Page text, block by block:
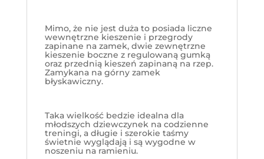
Mimo, że nie jest duża to posiada liczne
wewnętrzne kieszenie i przegrody
zapinane na zamek, dwie zewnętrzne
kieszenie boczne z regulowaną gumką
oraz przednią kieszeń zapinaną na rzep.
Zamykana na górny zamek
błyskawiczny.
Taka wielkość bedzie idealna dla
młodszych dziewczynek na codzienne
treningi, a długie i szerokie taśmy
świetnie wyglądają i są wygodne w
noszeniu na ramieniu.